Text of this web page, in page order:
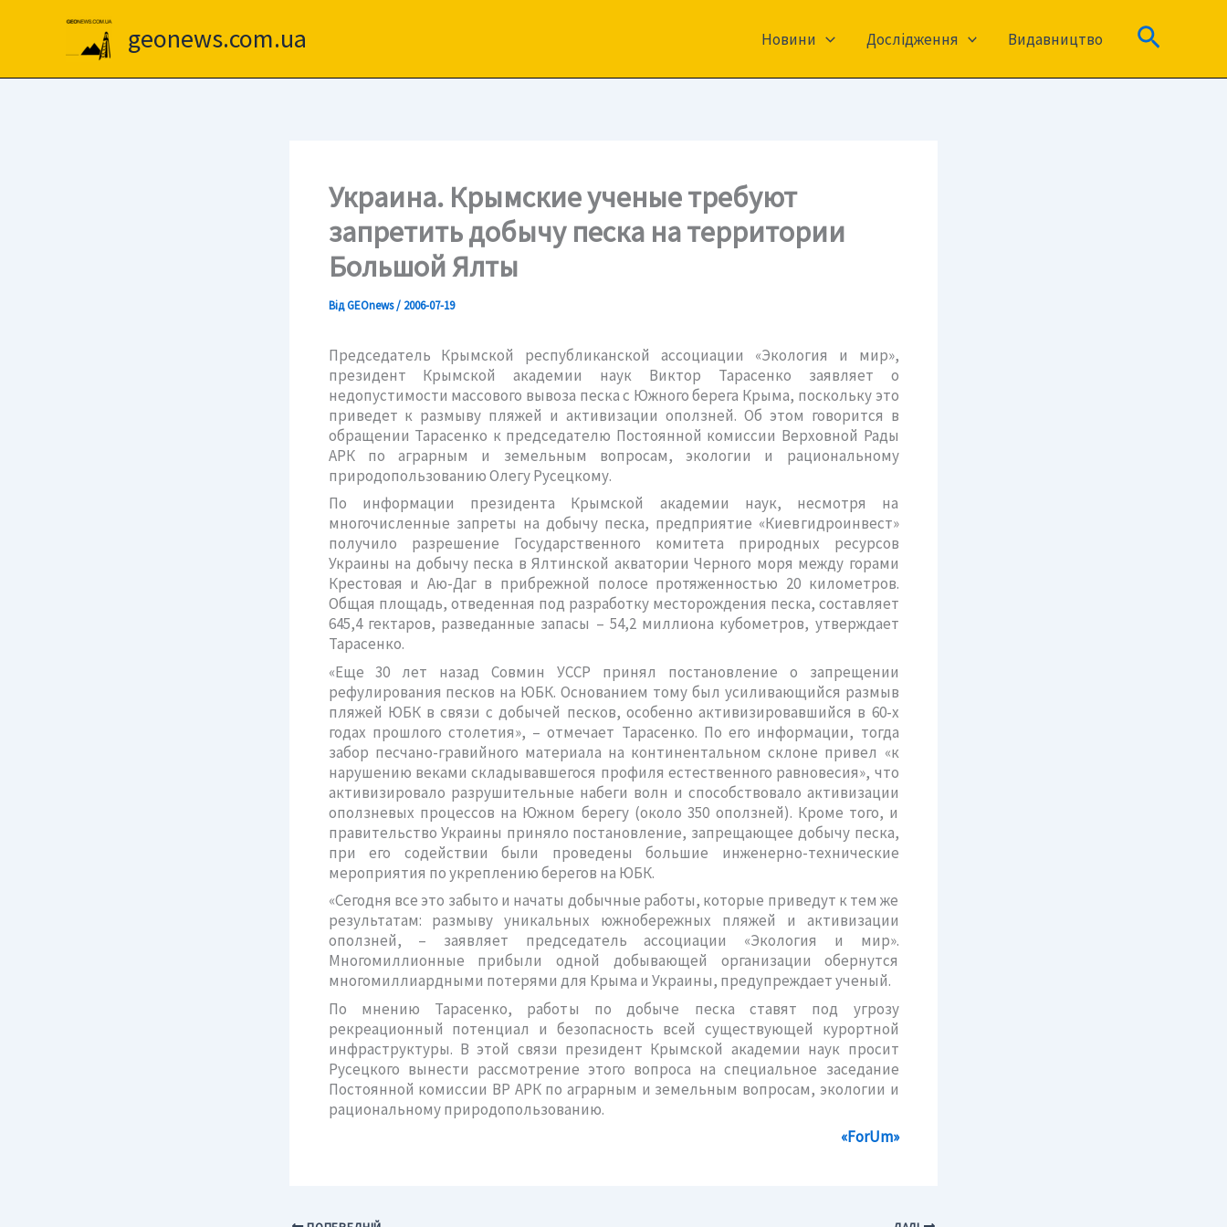
geonews.com.ua Новини Дослідження Видавництво Пошук
Украина. Крымские ученые требуют
запретить добычу песка на территории
Большой Ялты
ВідGEOnews/ 2006-07-19
Председатель Крымской республиканской ассоциации «Экология и мир»,
президент Крымской академии наук Виктор Тарасенко заявляет о
недопустимости массового вывоза песка с Южного берега Крыма, поскольку это
приведет к размыву пляжей и активизации оползней. Об этом говорится в
обращении Тарасенко к председателю Постоянной комиссии Верховной Рады
АРК по аграрным и земельным вопросам, экологии и рациональному
природопользованию Олегу Русецкому.
По информации президента Крымской академии наук, несмотря на
многочисленные запреты на добычу песка, предприятие «Киевгидроинвест»
получило разрешение Государственного комитета природных ресурсов
Украины на добычу песка в Ялтинской акватории Черного моря между горами
Крестовая и Аю-Даг в прибрежной полосе протяженностью 20 километров.
Общая площадь, отведенная под разработку месторождения песка, составляет
645,4 гектаров, разведанные запасы – 54,2 миллиона кубометров, утверждает
Тарасенко.
«Еще 30 лет назад Совмин УССР принял постановление о запрещении
рефулирования песков на ЮБК. Основанием тому был усиливающийся размыв
пляжей ЮБК в связи с добычей песков, особенно активизировавшийся в 60-х
годах прошлого столетия», – отмечает Тарасенко. По его информации, тогда
забор песчано-гравийного материала на континентальном склоне привел «к
нарушению веками складывавшегося профиля естественного равновесия», что
активизировало разрушительные набеги волн и способствовало активизации
оползневых процессов на Южном берегу (около 350 оползней). Кроме того, и
правительство Украины приняло постановление, запрещающее добычу песка,
при его содействии были проведены большие инженерно-технические
мероприятия по укреплению берегов на ЮБК.
«Сегодня все это забыто и начаты добычные работы, которые приведут к тем же
результатам: размыву уникальных южнобережных пляжей и активизации
оползней, – заявляет председатель ассоциации «Экология и мир».
Многомиллионные прибыли одной добывающей организации обернутся
многомиллиардными потерями для Крыма и Украины, предупреждает ученый.
По мнению Тарасенко, работы по добыче песка ставят под угрозу
рекреационный потенциал и безопасность всей существующей курортной
инфраструктуры. В этой связи президент Крымской академии наук просит
Русецкого вынести рассмотрение этого вопроса на специальное заседание
Постоянной комиссии ВР АРК по аграрным и земельным вопросам, экологии и
рациональному природопользованию.
«ForUm»